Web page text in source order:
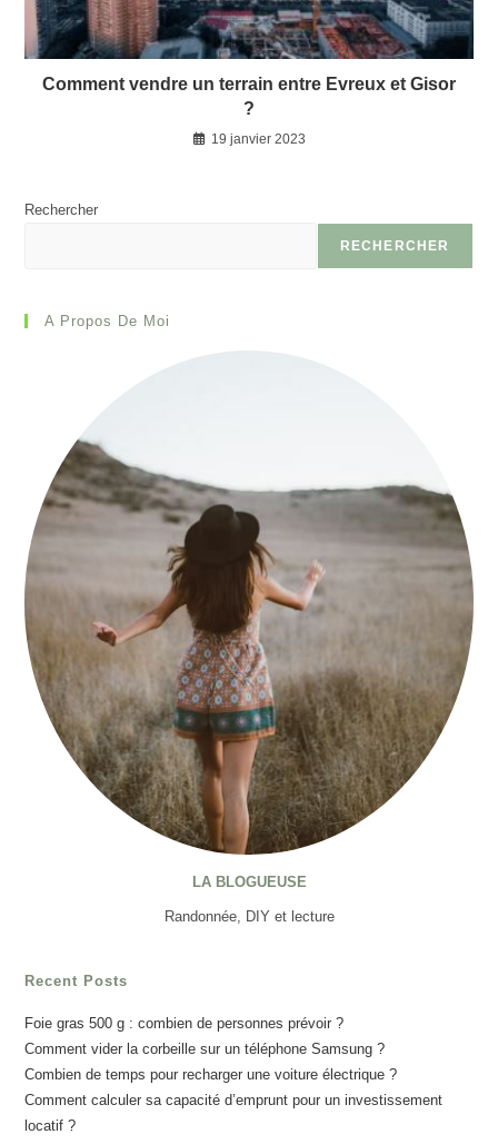
Comment vendre un terrain entre Evreux et Gisor
?
19 janvier 2023
Rechercher
RECHERCHER
A Propos De Moi
LA BLOGUEUSE
Randonnée, DIY et lecture
Recent Posts
Foie gras 500 g : combien de personnes prévoir ?
Comment vider la corbeille sur un téléphone Samsung ?
Combien de temps pour recharger une voiture électrique ?
Comment calculer sa capacité d’emprunt pour un investissement
locatif ?